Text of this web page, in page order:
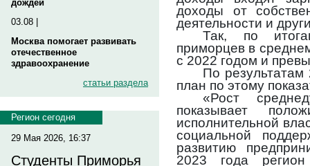
дождей
03.08 |
Москва помогает развивать
отечественное
здравоохранение
статьи раздела
Регион сегодня
29 Мая 2026, 16:37
Студенты Приморья
доходы от
деятельности и
Так, по
приморцев в
с 2022 годом и
По
план по этому
«Рост
показывает
исполнительной
социальной
развитию
2023 года